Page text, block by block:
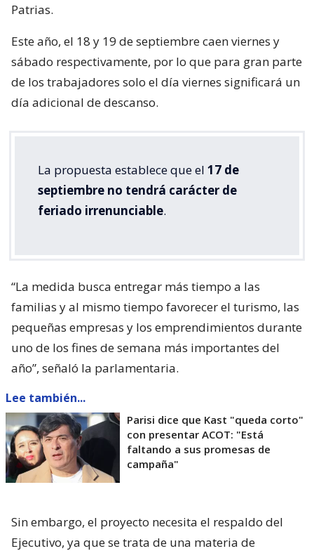
Patrias.
Este año, el 18 y 19 de septiembre caen viernes y
sábado respectivamente, por lo que para gran parte
de los trabajadores solo el día viernes significará un
día adicional de descanso.
La propuesta establece que el 17 de
septiembre no tendrá carácter de
feriado irrenunciable.
“La medida busca entregar más tiempo a las
familias y al mismo tiempo favorecer el turismo, las
pequeñas empresas y los emprendimientos durante
uno de los fines de semana más importantes del
año”, señaló la parlamentaria.
Lee también...
Parisi dice que Kast "queda corto"
con presentar ACOT: "Está
faltando a sus promesas de
campaña"
Sin embargo, el proyecto necesita el respaldo del
Ejecutivo, ya que se trata de una materia de